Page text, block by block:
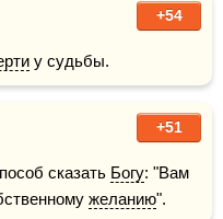
+54
у судьбы.
+51
сказать Богу: "Вам
желанию".